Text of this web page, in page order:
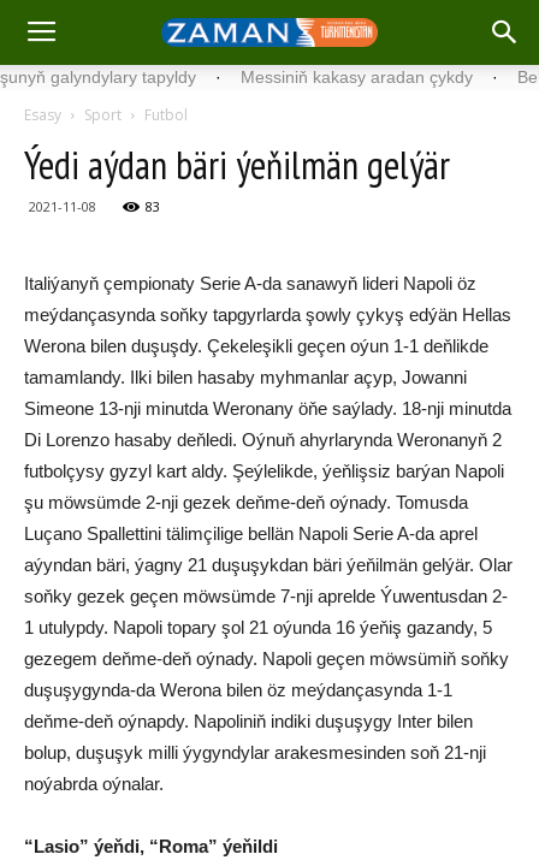
galyndylary tapyldy · Messiniň kakasy aradan çykdy ·
Esasy Sport Futbol
Ýedi aýdan bäri ýeňilmän gelýär
2021-11-08 83
Italiýanyň çempionaty Serie A-da sanawyň lideri Napoli öz
meýdançasynda soňky tapgyrlarda şowly çykyş edýän Hellas
Werona bilen duşuşdy. Çekeleşikli geçen oýun 1-1 deňlikde
tamamlandy. Ilki bilen hasaby myhmanlar açyp, Jowanni
Simeone 13-nji minutda Weronany öňe saýlady. 18-nji minutda
Di Lorenzo hasaby deňledi. Oýnuň ahyrlarynda Weronanyň 2
futbolçysy gyzyl kart aldy. Şeýlelikde, ýeňlişsiz barýan Napoli
şu möwsümde 2-nji gezek deňme-deň oýnady. Tomusda
Luçano Spallettini tälimçilige bellän Napoli Serie A-da aprel
aýyndan bäri, ýagny 21 duşuşykdan bäri ýeňilmän gelýär. Olar
soňky gezek geçen möwsümde 7-nji aprelde Ýuwentusdan 2-
1 utulypdy. Napoli topary şol 21 oýunda 16 ýeňiş gazandy, 5
gezegem deňme-deň oýnady. Napoli geçen möwsümiň soňky
duşuşygynda-da Werona bilen öz meýdançasynda 1-1
deňme-deň oýnapdy. Napoliniň indiki duşuşygy Inter bilen
bolup, duşuşyk milli ýygyndylar arakesmesinden soň 21-nji
noýabrda oýnalar.
“Lasio” ýeňdi, “Roma” ýeňildi